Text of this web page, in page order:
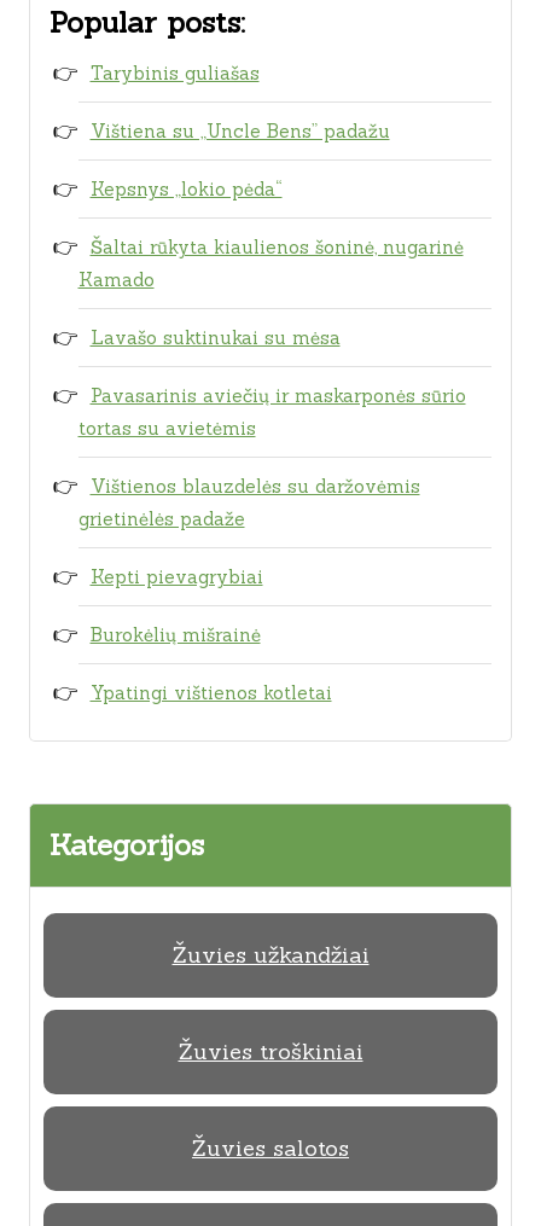
Popular posts:
Tarybinis guliašas
Vištiena su „Uncle Bens” padažu
Kepsnys „lokio pėda“
Šaltai rūkyta kiaulienos šoninė, nugarinė
Kamado
Lavašo suktinukai su mėsa
Pavasarinis aviečių ir maskarponės sūrio
tortas su avietėmis
Vištienos blauzdelės su daržovėmis
grietinėlės padaže
Kepti pievagrybiai
Burokėlių mišrainė
Ypatingi vištienos kotletai
Kategorijos
Žuvies užkandžiai
Žuvies troškiniai
Žuvies salotos